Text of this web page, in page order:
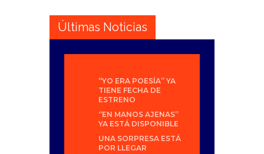
Últimas Noticias
“YO ERA POESÍA” YA
TIENE FECHA DE
ESTRENO
“EN MANOS AJENAS”
YA ESTÁ DISPONIBLE
UNA SORPRESA ESTÁ
POR LLEGAR